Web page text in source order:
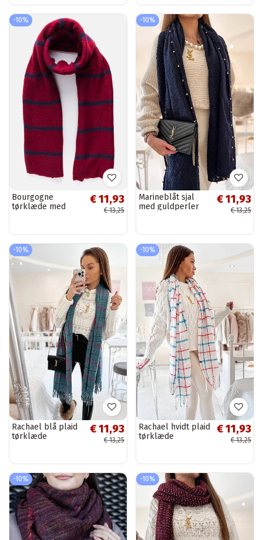
-10%
Bourgogne
tørklæde med
€ 11,93
€ 13,25
-10%
Marineblåt sjal
med guldperler
€ 11,93
€ 13,25
-10%
Rachael blå plaid
tørklæde
€ 11,93
€ 13,25
-10%
Rachael hvidt plaid
tørklæde
€ 11,93
€ 13,25
-10% -10%